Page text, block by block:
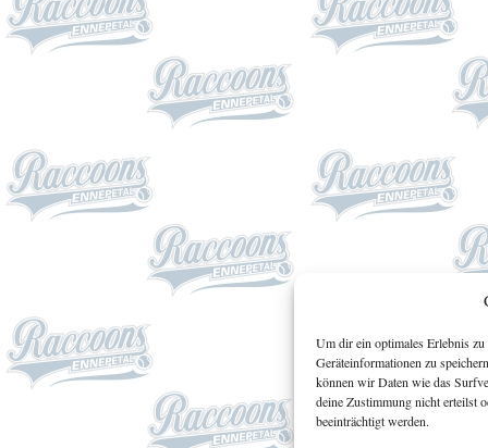
Um dir ein optimales Erlebnis
Geräteinformationen zu
können wir Daten wie das
deine Zustimmung nicht erteilst
beeinträchtigt werden.